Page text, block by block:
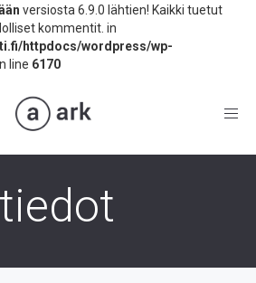
versiosta 6.9.0 lähtien! Kaikki tuetut
kommentit. in
httpdocs/wordpress/wp-
line 6170